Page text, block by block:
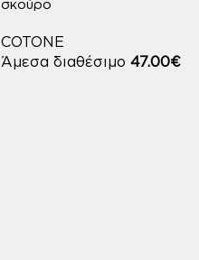
σκούρο
COTONE
Άμεσα διαθέσιμο 47.00€